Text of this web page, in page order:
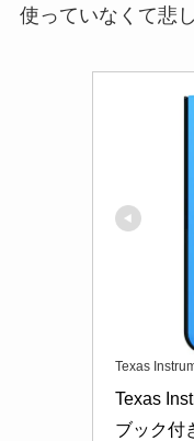
使っていなくて悲
Texas
Texas
ブック付